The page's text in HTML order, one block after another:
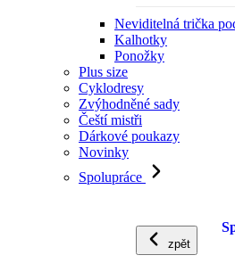
Neviditelná trička
Kalhotky
Ponožky
Plus size
Cyklodresy
Zvýhodněné sady
Čeští mistři
Dárkové poukazy
Novinky
Spolupráce
zpět